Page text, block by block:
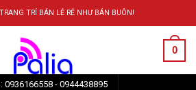
TRÍ BÁN LẺ RẺ NHƯ BÁN BUÔN!
0
0936166558 - 0944438895